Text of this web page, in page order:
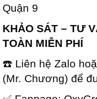
Quận 9
KHẢO SÁT – TƯ
TOÀN MIỄN PHÍ
☎️ Liên hệ Zalo
(Mr. Chương) để